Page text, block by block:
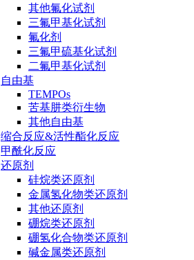
其他氟化试剂
三氟甲基化试剂
氟化剂
三氟甲硫基化试剂
二氟甲基化试剂
自由基
TEMPOs
苦基肼类衍生物
其他自由基
缩合反应&活性酯化反应
甲酰化反应
还原剂
硅烷类还原剂
金属氢化物类还原剂
其他还原剂
硼烷类还原剂
硼氢化合物类还原剂
碱金属类还原剂